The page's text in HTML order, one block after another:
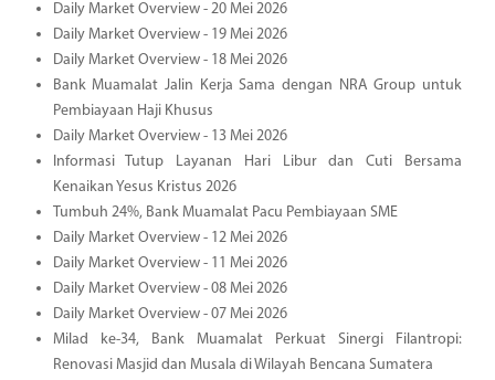
Daily Market Overview - 20 Mei 2026
Daily Market Overview - 19 Mei 2026
Daily Market Overview - 18 Mei 2026
Bank Muamalat Jalin Kerja Sama dengan NRA Group untuk
Pembiayaan Haji Khusus
Daily Market Overview - 13 Mei 2026
Informasi Tutup Layanan Hari Libur dan Cuti Bersama
Kenaikan Yesus Kristus 2026
Tumbuh 24%, Bank Muamalat Pacu Pembiayaan SME
Daily Market Overview - 12 Mei 2026
Daily Market Overview - 11 Mei 2026
Daily Market Overview - 08 Mei 2026
Daily Market Overview - 07 Mei 2026
Milad ke-34, Bank Muamalat Perkuat Sinergi Filantropi:
Renovasi Masjid dan Musala di Wilayah Bencana Sumatera